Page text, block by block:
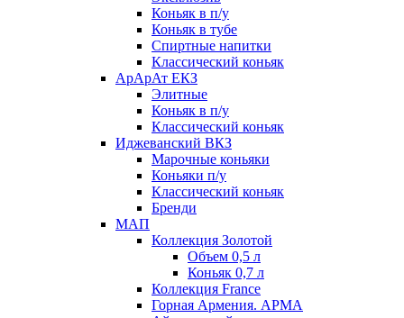
Коньяк в п/у
Коньяк в тубе
Спиртные напитки
Классический коньяк
АрАрАт ЕКЗ
Элитные
Коньяк в п/у
Классический коньяк
Иджеванский ВКЗ
Марочные коньяки
Коньяки п/у
Классический коньяк
Бренди
МАП
Коллекция Золотой
Объем 0,5 л
Коньяк 0,7 л
Коллекция France
Горная Армения. АРМА